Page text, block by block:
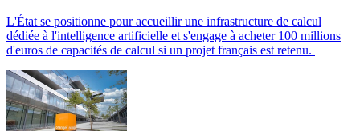
L'État se positionne pour accueillir une infrastructure de calcul
dédiée à l'intelligence artificielle et s'engage à acheter 100 millions
d'euros de capacités de calcul si un projet français est retenu.